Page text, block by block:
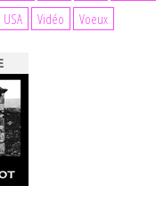
USA Vidéo Voeux